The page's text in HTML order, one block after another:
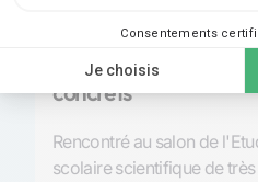
Excellence
concrets
Rencontré au salon de
scolaire scientifique de